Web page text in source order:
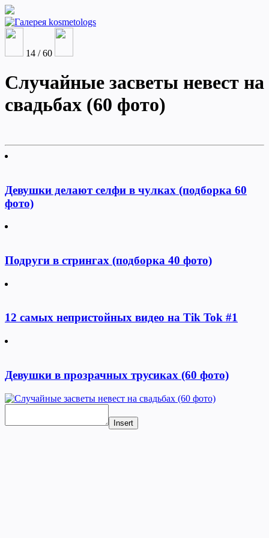
14 / 60
Случайные засветы невест на
свадьбах (60 фото)
Девушки делают селфи в чулках (подборка 60
фото)
Подруги в стрингах (подборка 40 фото)
12 самых непристойных видео на Tik Tok #1
Девушки в прозрачных трусиках (60 фото)
Insert